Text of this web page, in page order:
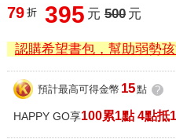
79 折 395 元 500 元
認購希望書包，幫助弱勢
預計最高可得金幣 15點 ?
HAPPY GO享100累1點 4點抵